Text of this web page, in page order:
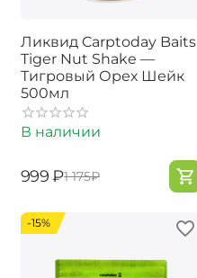
Ликвид Carptoday Baits
Tiger Nut Shake —
Тигровый Орех Шейк
500мл
В наличии
‍999‍ ₽‍1 175‍₽
-15%